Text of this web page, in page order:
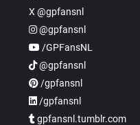
X @gpfansnl
@gpfansnl
/GPFansNL
@gpfansnl
/gpfansnl
/gpfansnl
gpfansnl.tumblr.com